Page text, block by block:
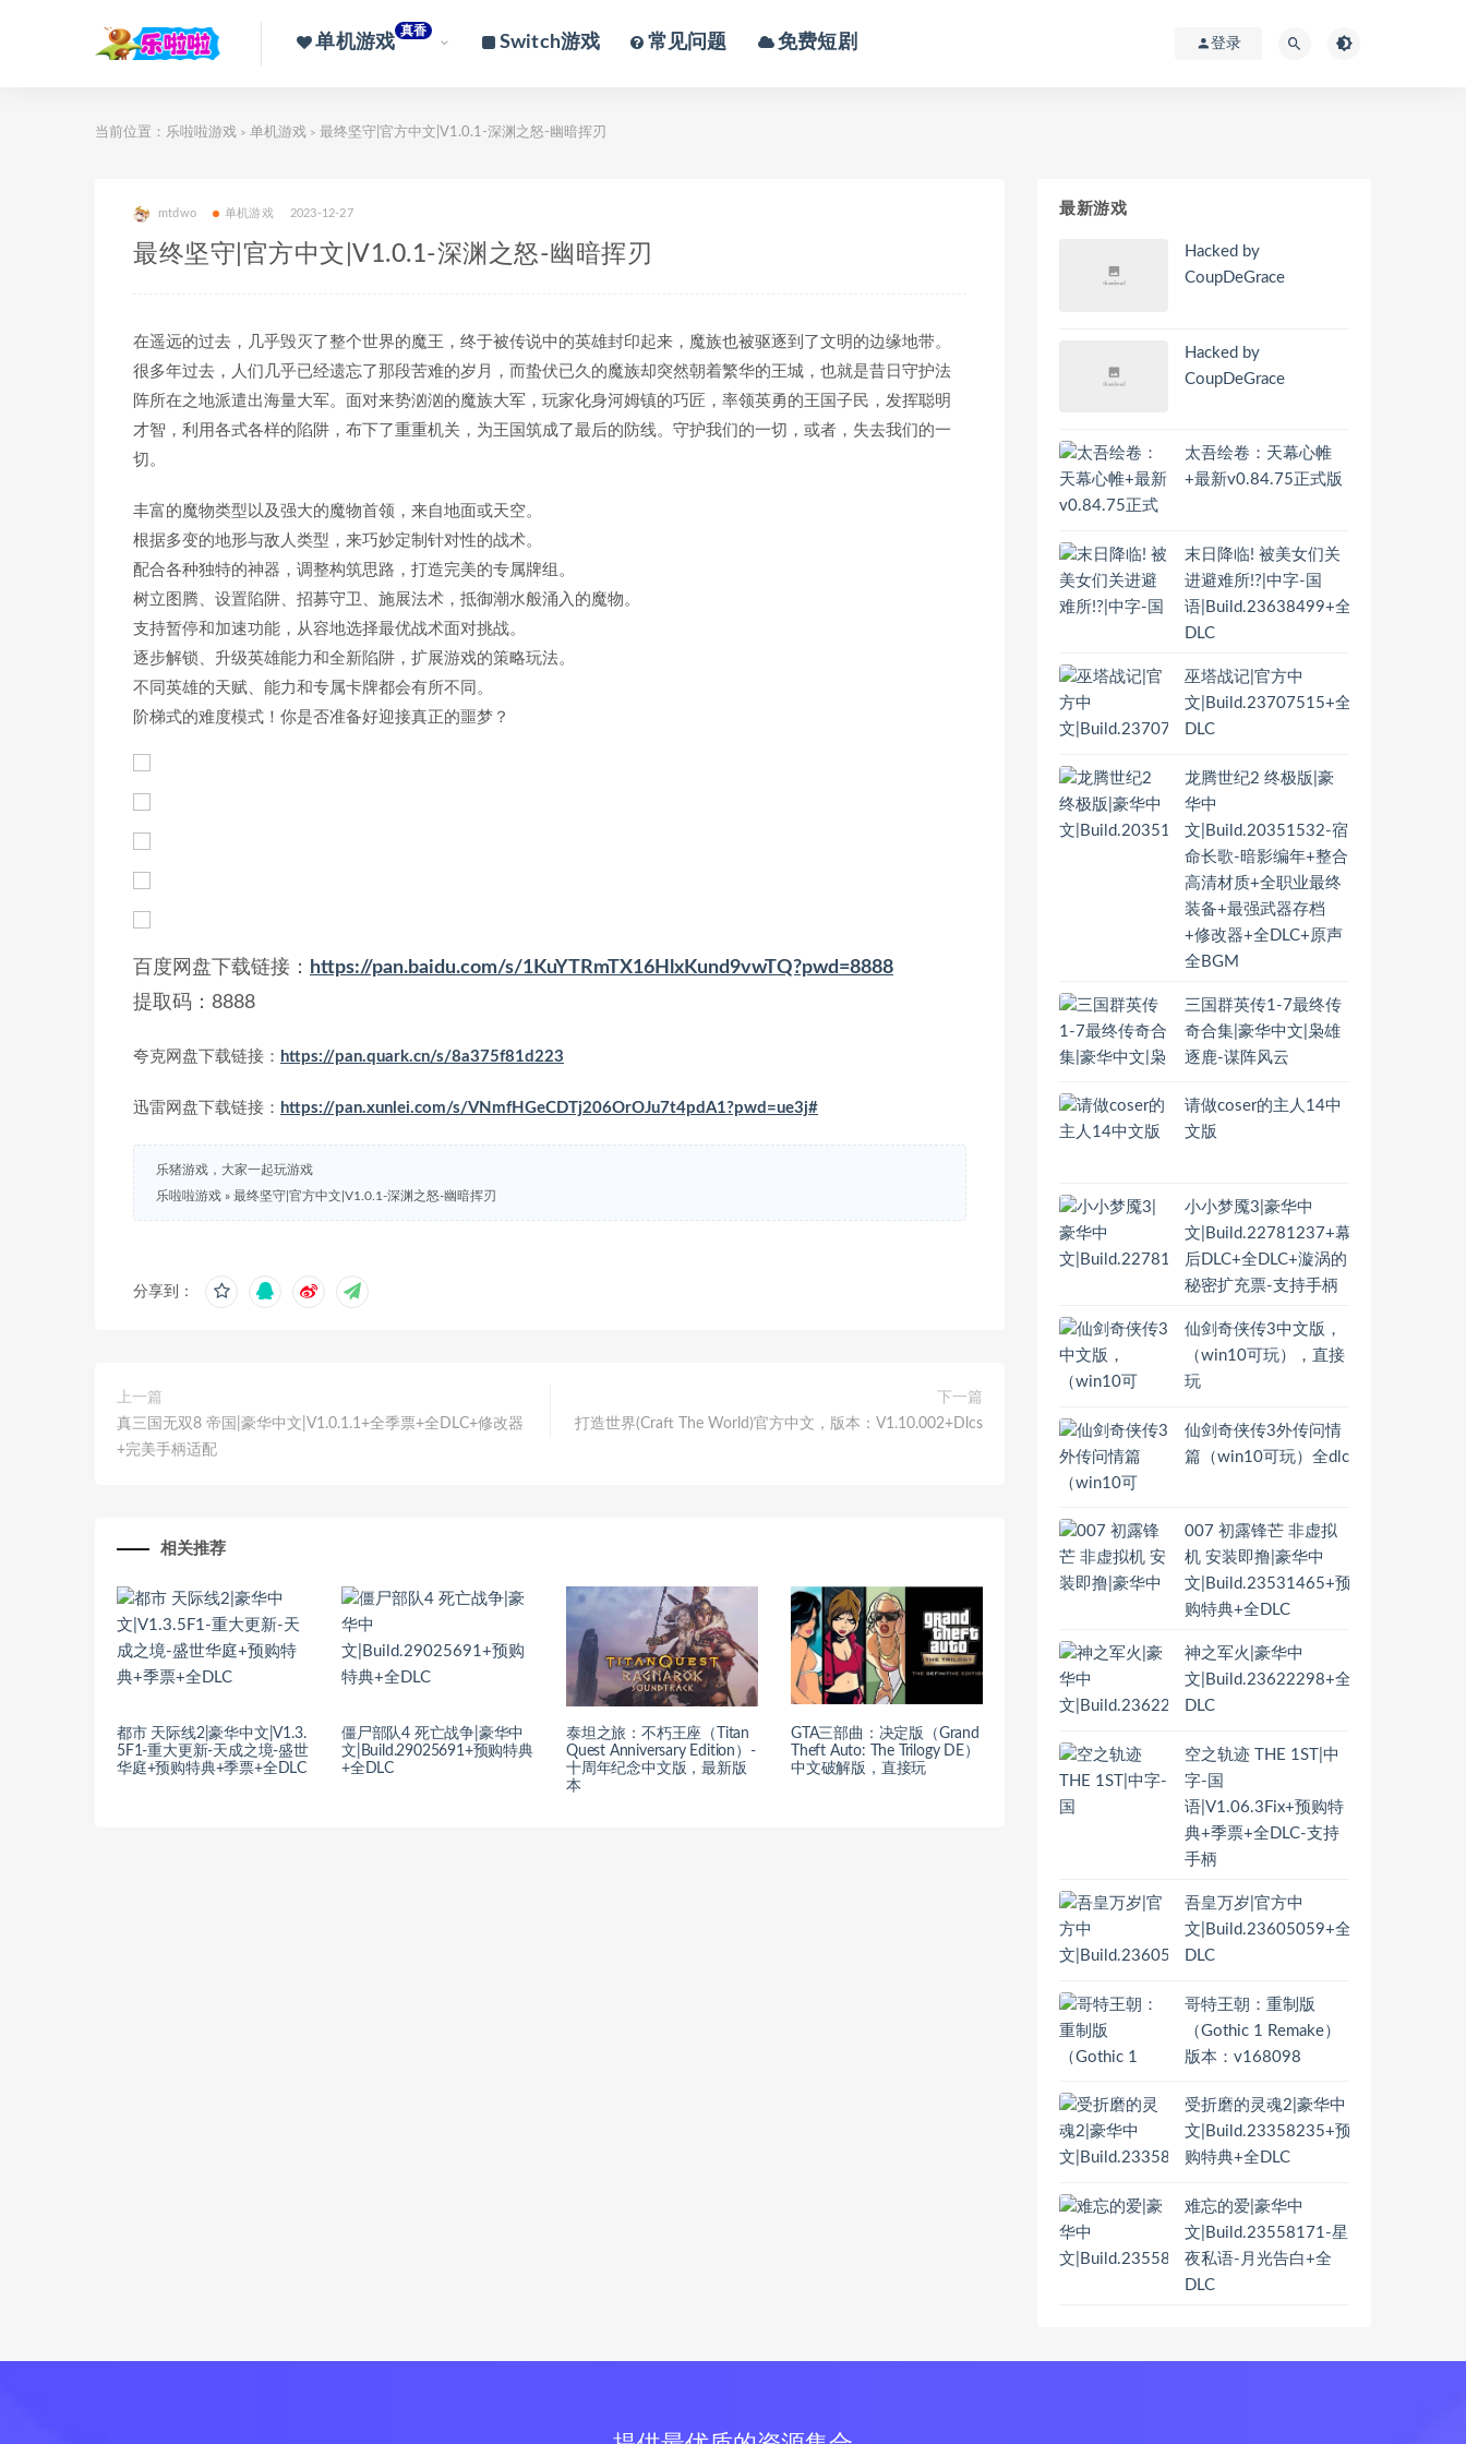
单机游戏
真香
Switch游戏 常见问题 免费短剧 登录
当前位置： 乐啦啦游戏 > 单机游戏 > 最终坚守|官方中文|V1.0.1-深渊之怒-幽暗挥刃
mtdwo 单机游戏 2023-12-27
最终坚守|官方中文|V1.0.1-深渊之怒-幽暗挥刃
在遥远的过去，几乎毁灭了整个世界的魔王，终于被传说中的英雄封印起来，魔族也被驱逐到了文明的边缘地带。
很多年过去，人们几乎已经遗忘了那段苦难的岁月，而蛰伏已久的魔族却突然朝着繁华的王城，也就是昔日守护法
阵所在之地派遣出海量大军。面对来势汹汹的魔族大军，玩家化身河姆镇的巧匠，率领英勇的王国子民，发挥聪明
才智，利用各式各样的陷阱，布下了重重机关，为王国筑成了最后的防线。守护我们的一切，或者，失去我们的一
切。
丰富的魔物类型以及强大的魔物首领，来自地面或天空。
根据多变的地形与敌人类型，来巧妙定制针对性的战术。
配合各种独特的神器，调整构筑思路，打造完美的专属牌组。
树立图腾、设置陷阱、招募守卫、施展法术，抵御潮水般涌入的魔物。
支持暂停和加速功能，从容地选择最优战术面对挑战。
逐步解锁、升级英雄能力和全新陷阱，扩展游戏的策略玩法。
不同英雄的天赋、能力和专属卡牌都会有所不同。
阶梯式的难度模式！你是否准备好迎接真正的噩梦？
百度网盘下载链接：
https://pan.baidu.com/s/1KuYTRmTX16HlxKund9vwTQ?pwd=8888
提取码：8888
夸克网盘下载链接： https://pan.quark.cn/s/8a375f81d223
迅雷网盘下载链接： https://pan.xunlei.com/s/VNmfHGeCDTj206OrOJu7t4pdA1?pwd=ue3j#
乐猪游戏，大家一起玩游戏
乐啦啦游戏 » 最终坚守|官方中文|V1.0.1-深渊之怒-幽暗挥刃
分享到：
上一篇
真三国无双8 帝国|豪华中文|V1.0.1.1+全季票+全DLC+修改器
+完美手柄适配
下一篇
打造世界(Craft The World)官方中文，版本：V1.10.002+Dlcs
相关推荐
都市 天际线2|豪华中文|V1.3.
5F1-重大更新-天成之境-盛世
华庭+预购特典+季票+全DLC
僵尸部队4 死亡战争|豪华中
文|Build.29025691+预购特典
+全DLC
泰坦之旅：不朽王座（Titan
Quest Anniversary Edition）-
十周年纪念中文版，最新版
本
GTA三部曲：决定版（Grand
Theft Auto: The Trilogy DE）
中文破解版，直接玩
最新游戏
Hacked by
CoupDeGrace
Hacked by
CoupDeGrace
太吾绘卷：天幕心帷
+最新v0.84.75正式版
末日降临! 被美女们关
进避难所!?|中字-国
语|Build.23638499+全
DLC
巫塔战记|官方中
文|Build.23707515+全
DLC
龙腾世纪2 终极版|豪
华中
文|Build.20351532-宿
命长歌-暗影编年+整合
高清材质+全职业最终
装备+最强武器存档
+修改器+全DLC+原声
全BGM
三国群英传1-7最终传
奇合集|豪华中文|枭雄
逐鹿-谋阵风云
请做coser的主人14中
文版
小小梦魇3|豪华中
文|Build.22781237+幕
后DLC+全DLC+漩涡的
秘密扩充票-支持手柄
仙剑奇侠传3中文版，
（win10可玩），直接
玩
仙剑奇侠传3外传问情
篇（win10可玩）全dlc
007 初露锋芒 非虚拟
机 安装即撸|豪华中
文|Build.23531465+预
购特典+全DLC
神之军火|豪华中
文|Build.23622298+全
DLC
空之轨迹 THE 1ST|中
字-国
语|V1.06.3Fix+预购特
典+季票+全DLC-支持
手柄
吾皇万岁|官方中
文|Build.23605059+全
DLC
哥特王朝：重制版
（Gothic 1 Remake）
版本：v168098
受折磨的灵魂2|豪华中
文|Build.23358235+预
购特典+全DLC
难忘的爱|豪华中
文|Build.23558171-星
夜私语-月光告白+全
DLC